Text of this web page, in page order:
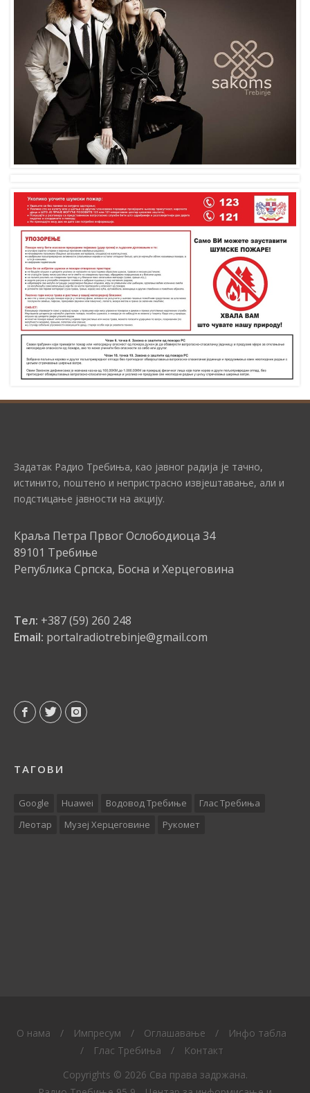
Задатак Радио Требиња, као јавног радија је тачно,
истинито, поштено и непристрасно извјештавање, али и
подстицање јавности на акцију.
Краља Петра Првог Ослободиоца 34
89101 Требиње
Република Српска, Босна и Херцеговина
Тел: +387 (59) 260 248
Email: portalradiotrebinje@gmail.com
ТАГОВИ
Google Huawei Водовод Требиње
Глас Требиња
Леотар
Музеј Херцеговине Рукомет
O нама / Импресум / Оглашавање /
Инфо табла
/
Глас Требиња /
Контакт
Copyrights © 2026 Сва права задржана.